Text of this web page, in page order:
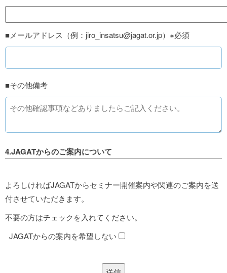
■メールアドレス（例：jiro_insatsu@jagat.or.jp）※必須
■その他備考
4.JAGATからのご案内について
よろしければJAGATからセミナー開催案内や関連のご案内を送
付させていただきます。
不要の方はチェックを入れてください。
JAGATからの案内を希望しない